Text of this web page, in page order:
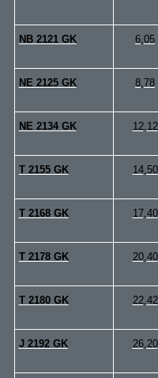
NB 2121 GK 6,05
NE 2125 GK 8,78
NE 2134 GK 12,12
T 2155 GK 14,50
T 2168 GK 17,40
T 2178 GK 20,40
T 2180 GK 22,42
J 2192 GK 26,20